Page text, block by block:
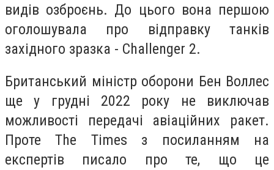
видів озброєнь. До цього вона першою
оголошувала про відправку танків
західного зразка - Challenger 2.
Британський міністр оборони Бен Воллес
ще у грудні 2022 року не виключав
можливості передачі авіаційних ракет.
Проте The Times з посиланням на
експертів писало про те, що це